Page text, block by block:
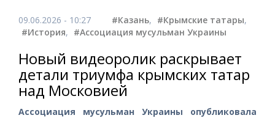
09.06.2026 - 10:27 #Казань, #Крымские татары,
#История, #Ассоциация мусульман Украины
Новый видеоролик раскрывает
детали триумфа крымских татар
над Московией
Ассоциация мусульман Украины опубликовала